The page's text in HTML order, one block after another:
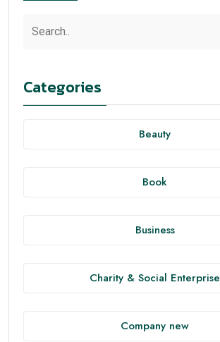
Categories
Beauty
Book
Business
Charity & Social Enterprise
Company new